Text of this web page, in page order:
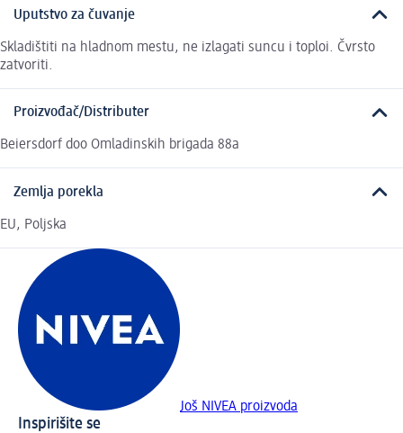
Uputstvo za čuvanje
Skladištiti na hladnom mestu, ne izlagati suncu i toploi. Čvrsto
zatvoriti.
Proizvođač/Distributer
Beiersdorf doo Omladinskih brigada 88a
Zemlja porekla
EU, Poljska
Još NIVEA proizvoda
Inspirišite se